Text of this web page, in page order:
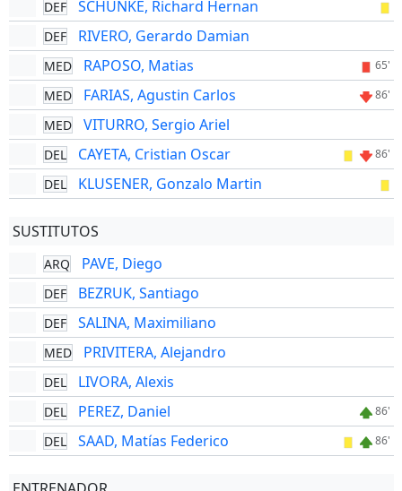
DEF SCHUNKE, Richard Hernan
DEF RIVERO, Gerardo Damian
MED RAPOSO, Matias 65'
MED FARIAS, Agustin Carlos 86'
MED VITURRO, Sergio Ariel
DEL CAYETA, Cristian Oscar 86'
DEL KLUSENER, Gonzalo Martin
SUSTITUTOS
ARQ PAVE, Diego
DEF BEZRUK, Santiago
DEF SALINA, Maximiliano
MED PRIVITERA, Alejandro
DEL LIVORA, Alexis
DEL PEREZ, Daniel 86'
DEL SAAD, Matías Federico 86'